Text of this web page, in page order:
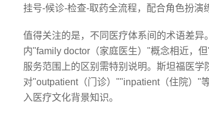
挂号-候诊-检查-取药全流程，配合角色扮演
值得关注的是，不同医疗体系间的术语差
内"family doctor（家庭医生）"概念相近，
服务范围上的区别需特别说明。斯坦福医
对"outpatient（门诊）""inpatient（住院）"
入医疗文化背景知识。